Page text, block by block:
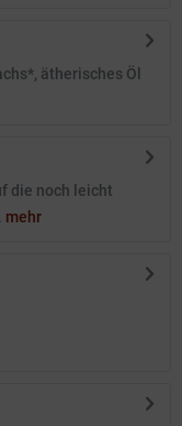
ätherisches Öl
die noch leicht
mehr